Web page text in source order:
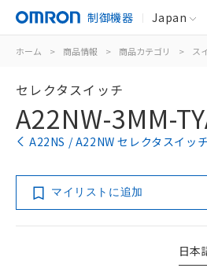
制御機器 Japan
ホーム > 商品情報 > 商品カテゴリ > ス
セレクタスイッチ
A22NW-3MM-
A22NS / A22NW セレクタスイッ
マイリストに追加
日本